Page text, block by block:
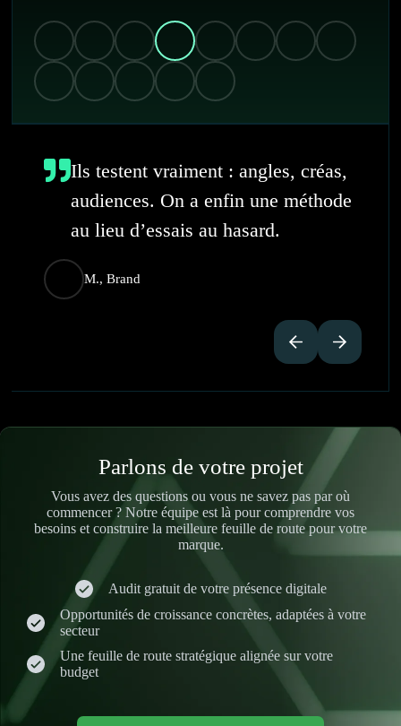
Ils testent vraiment : angles, créas,
audiences. On a enfin une méthode
au lieu d’essais au hasard.
M., Brand
Parlons de votre projet
Vous avez des questions ou vous ne savez pas par où
commencer ? Notre équipe est là pour comprendre vos
besoins et construire la meilleure feuille de route pour votre
marque.
Audit gratuit de votre présence digitale
Opportunités de croissance concrètes, adaptées à votre
secteur
Une feuille de route stratégique alignée sur votre
budget